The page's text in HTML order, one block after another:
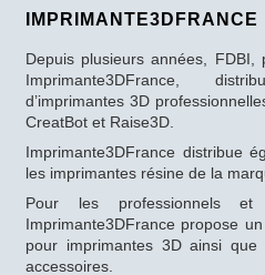
IMPRIMANTE3DFRANCE
Depuis plusieurs années,
Imprimante3DFrance,
d’imprimantes 3D
CreatBot et Raise3D.
Imprimante3DFrance distribue
les imprimantes résine de la
Pour les professionnels et
Imprimante3DFrance propose
pour imprimantes 3D ainsi
accessoires.